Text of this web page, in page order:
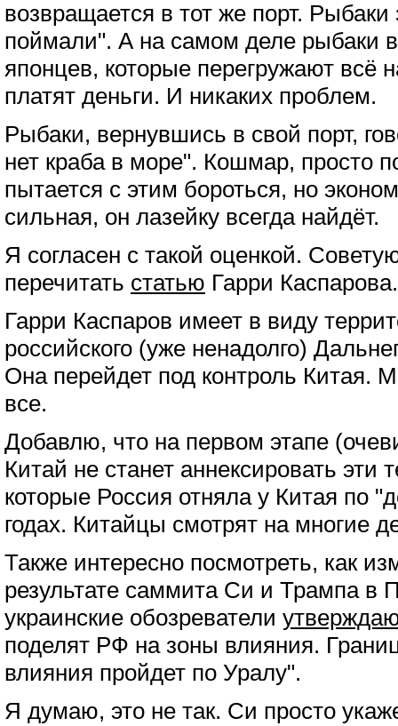
возвращается в тот же порт.
поймали". А на самом деле рыбаки
японцев, которые перегружают всё
платят деньги. И никаких проблем.
Рыбаки, вернувшись в свой порт,
нет краба в море". Кошмар, просто
пытается с этим бороться, но
сильная, он лазейку всегда найдёт.
Я согласен с такой оценкой.
перечитать статью Гарри Каспарова.
Гарри Каспаров имеет в виду
российского (уже ненадолго)
Она перейдет под контроль Китая.
все.
Добавлю, что на первом этапе
Китай не станет аннексировать эти
которые Россия отняла у Китая по
годах. Китайцы смотрят на многие
Также интересно посмотреть, как
результате саммита Си и Трампа в
украинские обозреватели
поделят РФ на зоны влияния.
влияния пройдет по Уралу".
Я думаю, это не так. Си просто